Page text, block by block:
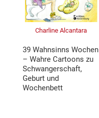
Charline Alcantara
39 Wahnsinns Wochen
– Wahre Cartoons zu
Schwangerschaft,
Geburt und
Wochenbett